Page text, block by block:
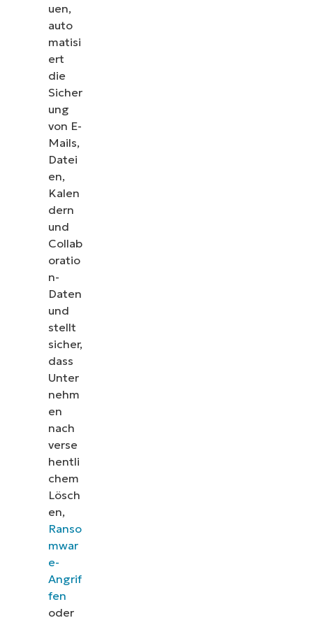
uen,
auto
matisi
ert
die
Sicher
ung
von E-
Mails,
Datei
en,
Kalen
dern
und
Collab
oratio
n-
Daten
und
stellt
sicher,
dass
Unter
nehm
en
nach
verse
hentli
chem
Lösch
en,
Ranso
mwar
e-
Angrif
fen
oder